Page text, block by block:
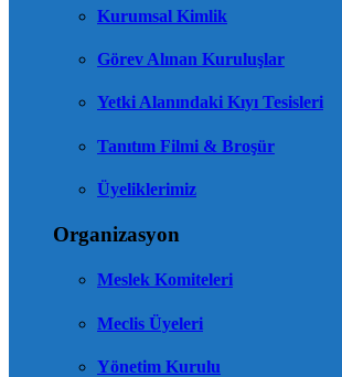
Kurumsal Kimlik
Görev Alınan Kuruluşlar
Yetki Alanındaki Kıyı Tesisleri
Tanıtım Filmi & Broşür
Üyeliklerimiz
Organizasyon
Meslek Komiteleri
Meclis Üyeleri
Yönetim Kurulu